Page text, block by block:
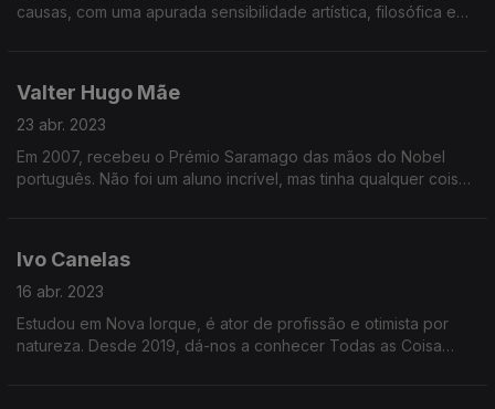
causas, com uma apurada sensibilidade artística, filosófica e
Valter Hugo Mãe
23 abr. 2023
Em 2007, recebeu o Prémio Saramago das mãos do Nobel
português. Não foi um aluno incrível, mas tinha qualquer coisa
Ivo Canelas
16 abr. 2023
Estudou em Nova Iorque, é ator de profissão e otimista por
natureza. Desde 2019, dá-nos a conhecer Todas as Coisa